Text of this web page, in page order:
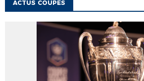
ACTUS COUPES